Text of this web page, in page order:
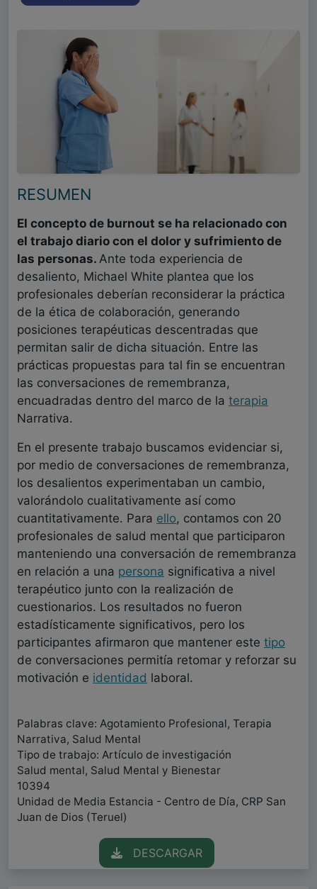
RESUMEN
El concepto de burnout se ha relacionado con
el trabajo diario con el dolor y sufrimiento de
las personas. Ante toda experiencia de
desaliento, Michael White plantea que los
profesionales deberían reconsiderar la práctica
de la ética de colaboración, generando
posiciones terapéuticas descentradas que
permitan salir de dicha situación. Entre las
prácticas propuestas para tal fin se encuentran
las conversaciones de remembranza,
encuadradas dentro del marco de la terapia
Narrativa.
En el presente trabajo buscamos evidenciar si,
por medio de conversaciones de remembranza,
los desalientos experimentaban un cambio,
valorándolo cualitativamente así como
cuantitativamente. Para ello, contamos con 20
profesionales de salud mental que participaron
manteniendo una conversación de remembranza
en relación a una persona significativa a nivel
terapéutico junto con la realización de
cuestionarios. Los resultados no fueron
estadísticamente significativos, pero los
participantes afirmaron que mantener este tipo
de conversaciones permitía retomar y reforzar su
motivación e identidad laboral.
Palabras clave: Agotamiento Profesional, Terapia
Narrativa, Salud Mental
Tipo de trabajo: Artículo de investigación
Salud mental, Salud Mental y Bienestar
10394
Unidad de Media Estancia - Centro de Día, CRP San
Juan de Dios (Teruel)
DESCARGAR